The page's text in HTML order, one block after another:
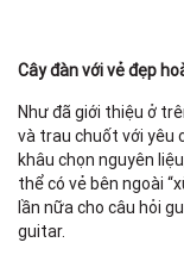
Cây đàn với vẻ đẹp
Như đã giới thiệu ở
và trau chuốt với yêu
khâu chọn nguyên
thể có vẻ bên ngoài
lần nữa cho câu hỏi
guitar.